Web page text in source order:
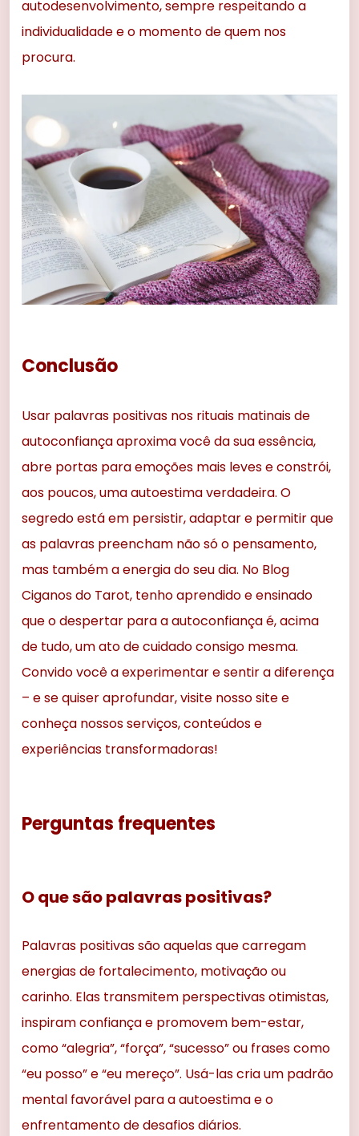
autodesenvolvimento, sempre respeitando a
individualidade e o momento de quem nos
procura.
Conclusão
Usar palavras positivas nos rituais matinais de
autoconfiança aproxima você da sua essência,
abre portas para emoções mais leves e constrói,
aos poucos, uma autoestima verdadeira. O
segredo está em persistir, adaptar e permitir que
as palavras preencham não só o pensamento,
mas também a energia do seu dia. No Blog
Ciganos do Tarot, tenho aprendido e ensinado
que o despertar para a autoconfiança é, acima
de tudo, um ato de cuidado consigo mesma.
Convido você a experimentar e sentir a diferença
– e se quiser aprofundar, visite nosso site e
conheça nossos serviços, conteúdos e
experiências transformadoras!
Perguntas frequentes
O que são palavras positivas?
Palavras positivas são aquelas que carregam
energias de fortalecimento, motivação ou
carinho. Elas transmitem perspectivas otimistas,
inspiram confiança e promovem bem-estar,
como “alegria”, “força”, “sucesso” ou frases como
“eu posso” e “eu mereço”. Usá-las cria um padrão
mental favorável para a autoestima e o
enfrentamento de desafios diários.